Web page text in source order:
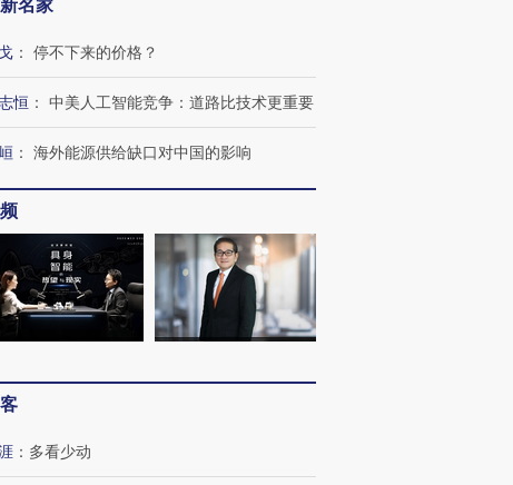
跨国走私7万
检体内含3种
视线｜被称为“蟑螂”的印
度Z世代 用街头抗争将教
育部长拱下台
视线｜“入侵”还是“人道危
机”？难民潮撕裂西班牙
飞地休达
进第四届链博
【商旅对话】华住集团
名家
： 停不下来的价格？
恒 ： 中美人工智能竞争：道路比技术更重要
： 海外能源供给缺口对中国的影响
： 多看少动